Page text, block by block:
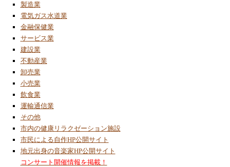
製造業
電気ガス水道業
金融保健業
サービス業
建設業
不動産業
卸売業
小売業
飲食業
運輸通信業
その他
市内の健康リラクゼーション施設
市民による自作HP公開サイト
地元出身の音楽家HP公開サイト
コンサート開催情報を掲載！